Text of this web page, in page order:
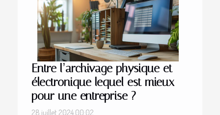
Entre l’archivage physique et
électronique lequel est mieux
pour une entreprise ?
28 juillet 2024 00:02